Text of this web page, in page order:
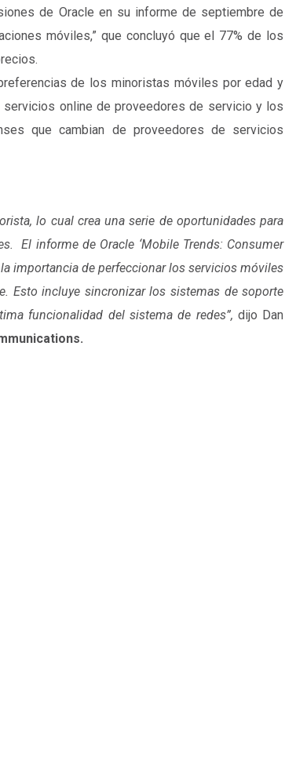
de Oracle en su informe de septiembre de
móviles,” que concluyó que el 77% de los
de los minoristas móviles por edad y
online de proveedores de servicio y los
que cambian de proveedores de servicios
lo cual crea una serie de oportunidades para
El informe de Oracle ‘Mobile Trends: Consumer
importancia de perfeccionar los servicios móviles
Esto incluye sincronizar los sistemas de soporte
funcionalidad del sistema de redes”, dijo Dan
.